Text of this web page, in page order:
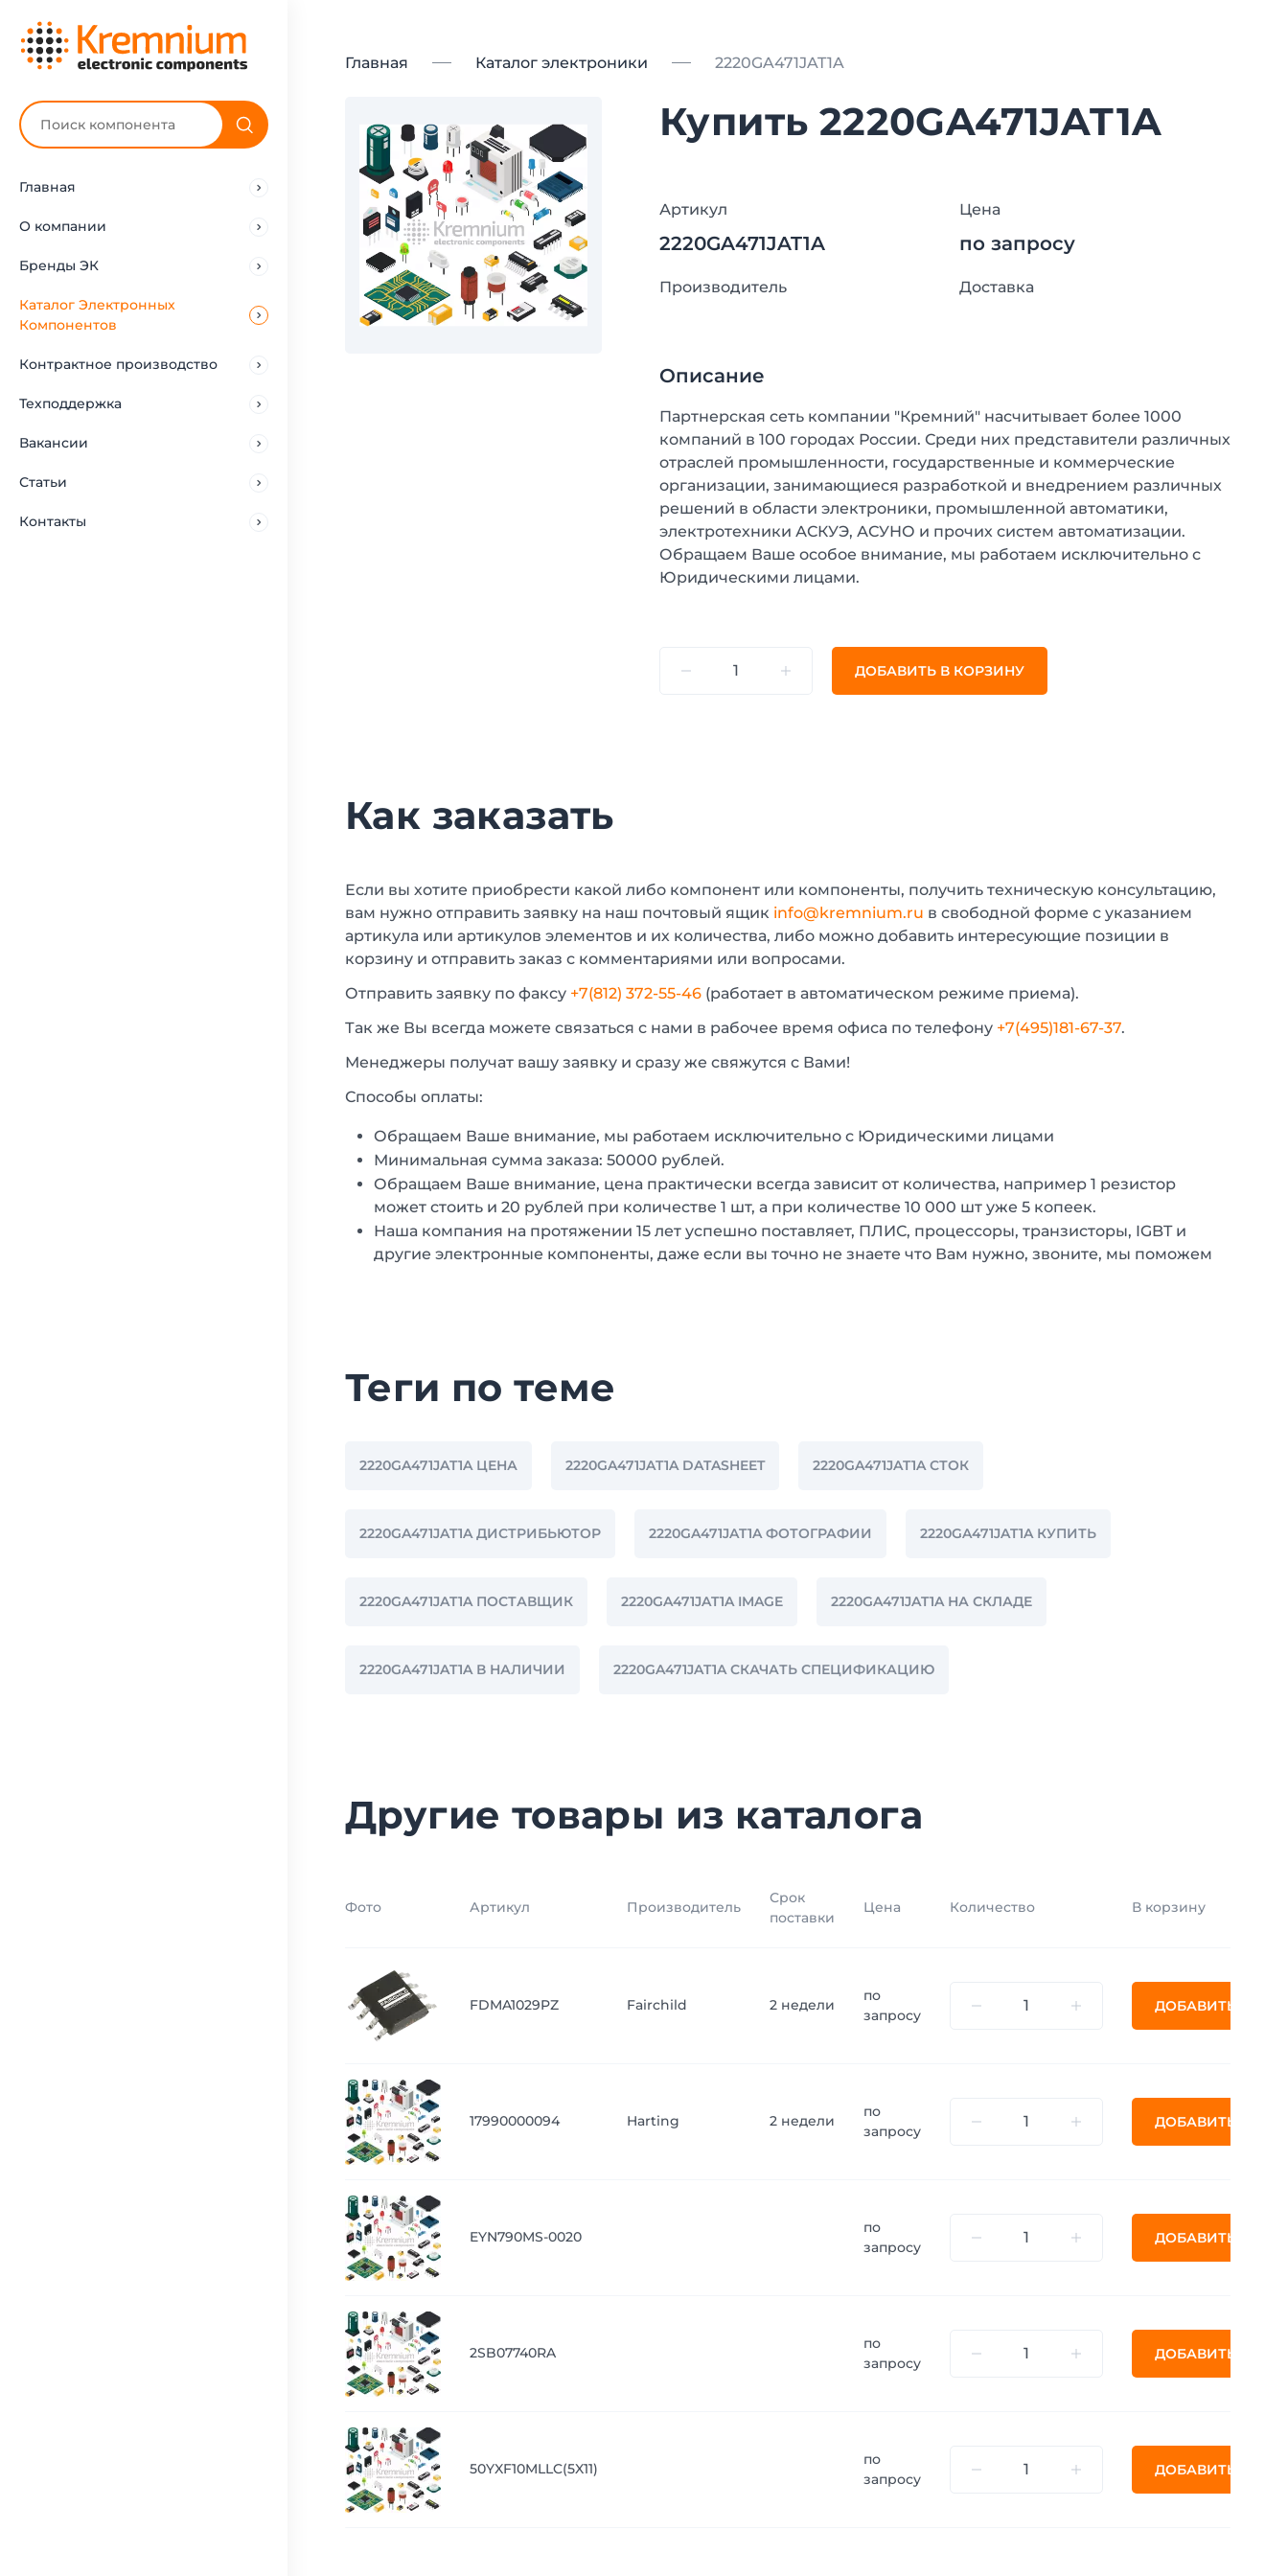
Главная
О компании
Бренды ЭК
Каталог Электронных
Компонентов
Контрактное производство
Техподдержка
Вакансии
Статьи
Контакты
Главная Каталог электроники 2220GA471JAT1A
Купить 2220GA471JAT1A
Артикул
2220GA471JAT1A
Цена
по запросу
Производитель Доставка
Описание
Партнерская сеть компании "Кремний" насчитывает более 1000
компаний в 100 городах России. Среди них представители различных
отраслей промышленности, государственные и коммерческие
организации, занимающиеся разработкой и внедрением различных
решений в области электроники, промышленной автоматики,
электротехники АСКУЭ, АСУНО и прочих систем автоматизации.
Обращаем Ваше особое внимание, мы работаем исключительно с
Юридическими лицами.
ДОБАВИТЬ В КОРЗИНУ
Как заказать
Если вы хотите приобрести какой либо компонент или компоненты, получить техническую консультацию,
вам нужно отправить заявку на наш почтовый ящик info@kremnium.ru в свободной форме с указанием
артикула или артикулов элементов и их количества, либо можно добавить интересующие позиции в
корзину и отправить заказ с комментариями или вопросами.
Отправить заявку по факсу +7(812) 372-55-46 (работает в автоматическом режиме приема).
Так же Вы всегда можете связаться с нами в рабочее время офиса по телефону +7(495)181-67-37.
Менеджеры получат вашу заявку и сразу же свяжутся с Вами!
Способы оплаты:
Обращаем Ваше внимание, мы работаем исключительно с Юридическими лицами
Минимальная сумма заказа: 50000 рублей.
Обращаем Ваше внимание, цена практически всегда зависит от количества, например 1 резистор
может стоить и 20 рублей при количестве 1 шт, а при количестве 10 000 шт уже 5 копеек.
Наша компания на протяжении 15 лет успешно поставляет, ПЛИС, процессоры, транзисторы, IGBT и
другие электронные компоненты, даже если вы точно не знаете что Вам нужно, звоните, мы поможем
Теги по теме
2220GA471JAT1A ЦЕНА 2220GA471JAT1A DATASHEET 2220GA471JAT1A СТОК
2220GA471JAT1A ДИСТРИБЬЮТОР 2220GA471JAT1A ФОТОГРАФИИ 2220GA471JAT1A КУПИТЬ
2220GA471JAT1A ПОСТАВЩИК 2220GA471JAT1A IMAGE 2220GA471JAT1A НА СКЛАДЕ
2220GA471JAT1A В НАЛИЧИИ 2220GA471JAT1A СКАЧАТЬ СПЕЦИФИКАЦИЮ
Другие товары из каталога
Фото Артикул Производитель
Срок
поставки
Цена Количество В корзину
FDMA1029PZ Fairchild 2 недели
по
запросу
ДОБАВИТЬ
17990000094 Harting 2 недели
по
запросу
ДОБАВИТЬ
EYN790MS-0020
по
запросу
ДОБАВИТЬ
2SB07740RA
по
запросу
ДОБАВИТЬ
50YXF10MLLC(5X11)
по
запросу
ДОБАВИТЬ